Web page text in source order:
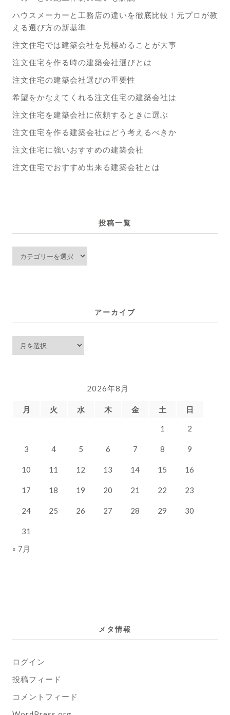
ハウスメーカーと工務店の違いを徹底比較！元プロが教
える選び方の新基準
注文住宅では建築会社を見極めることが大事
注文住宅を作る時の建築会社選びとは
注文住宅の建築会社選びの重要性
希望をかなえてくれる注文住宅の建築会社は
注文住宅を建築会社に依頼するときに選ぶ
注文住宅を作る建築会社はどう考えるべきか
注文住宅に強いおすすめの建築会社
注文住宅でおすすめ出来る建築会社とは
投稿一覧
稿
アーカイブ
ー
2026年8月
月 火 水 木 金 土 日
1 2
3 4 5 6 7 8 9
10 11 12 13 14 15 16
17 18 19 20 21 22 23
24 25 26 27 28 29 30
31
« 7月
メタ情報
ログイン
投稿フィード
コメントフィード